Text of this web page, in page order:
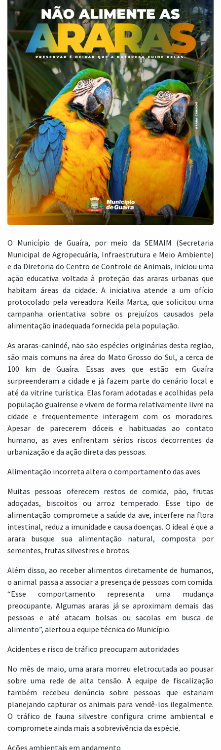
O Município de Guaíra, por meio da SEMAIM (Secretaria
Municipal de Agropecuária, Infraestrutura e Meio Ambiente)
e da Diretoria do Centro de Controle de Animais, iniciou uma
ação educativa voltada à proteção das araras urbanas que
habitam áreas da cidade. A iniciativa atende a um ofício
protocolado pela vereadora Keila Marta, que solicitou uma
campanha orientativa sobre os prejuízos causados pela
alimentação inadequada fornecida pela população.
As araras-canindé, não são espécies originárias desta região,
são mais comuns na área do Mato Grosso do Sul, a cerca de
100 km de Guaíra. Essas aves que estão em Guaíra
surpreenderam a cidade e já fazem parte do cenário local e
até da vitrine turística. Elas foram adotadas e acolhidas pela
população guairense e vivem de forma relativamente livre na
cidade e frequentemente interagem com os moradores.
Apesar de parecerem dóceis e habituadas ao contato
humano, as aves enfrentam sérios riscos decorrentes da
urbanização e da ação direta das pessoas.
Alimentação incorreta altera o comportamento das aves
Muitas pessoas oferecem restos de comida, pão, frutas
adoçadas, biscoitos ou arroz temperado. Esse tipo de
alimentação compromete a saúde da ave, interfere na flora
intestinal, reduz a imunidade e causa doenças. O ideal é que a
arara busque sua alimentação natural, composta por
sementes, frutas silvestres e brotos.
Além disso, ao receber alimentos diretamente de humanos,
o animal passa a associar a presença de pessoas com comida.
“Esse comportamento representa uma mudança
preocupante. Algumas araras já se aproximam demais das
pessoas e até atacam bolsas ou sacolas em busca de
alimento”, alertou a equipe técnica do Município.
Acidentes e risco de tráfico preocupam autoridades
No mês de maio, uma arara morreu eletrocutada ao pousar
sobre uma rede de alta tensão. A equipe de fiscalização
também recebeu denúncia sobre pessoas que estariam
planejando capturar os animais para vendê-los ilegalmente.
O tráfico de fauna silvestre configura crime ambiental e
compromete ainda mais a sobrevivência da espécie.
Ações ambientais em andamento